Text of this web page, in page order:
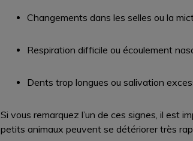
Changements dans les selles ou la
Respiration difficile ou écoulement
Dents trop longues ou salivation
Si vous remarquez l’un de ces signes, il est
petits animaux peuvent se détériorer très